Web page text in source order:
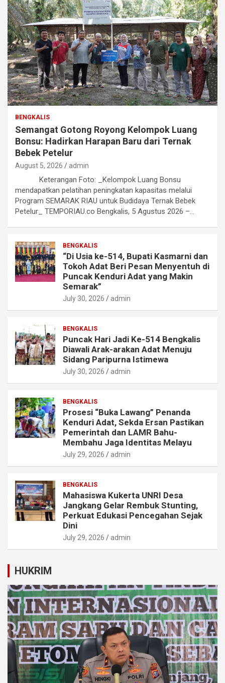
BENGKALIS
Semangat Gotong Royong Kelompok Luang
Bonsu: Hadirkan Harapan Baru dari Ternak
Bebek Petelur
August 5, 2026 admin
Keterangan Foto: _Kelompok Luang Bonsu
mendapatkan pelatihan peningkatan kapasitas melalui
Program SEMARAK RIAU untuk Budidaya Ternak Bebek
Petelur_ TEMPORIAU.co Bengkalis, 5 Agustus 2026 –…
BENGKALIS
“Di Usia ke-514, Bupati Kasmarni dan
Tokoh Adat Beri Pesan Menyentuh di
Puncak Kenduri Adat yang Makin
Semarak”
July 30, 2026 admin
BENGKALIS
Puncak Hari Jadi Ke-514 Bengkalis
Diawali Arak-arakan Adat Menuju
Sidang Paripurna Istimewa
July 30, 2026 admin
BENGKALIS
Prosesi “Buka Lawang” Penanda
Kenduri Adat, Sekda Ersan Pastikan
Pemerintah dan LAMR Bahu-
Membahu Jaga Identitas Melayu
July 29, 2026 admin
BENGKALIS
Mahasiswa Kukerta UNRI Desa
Jangkang Gelar Rembuk Stunting,
Perkuat Edukasi Pencegahan Sejak
Dini
July 29, 2026 admin
HUKRIM